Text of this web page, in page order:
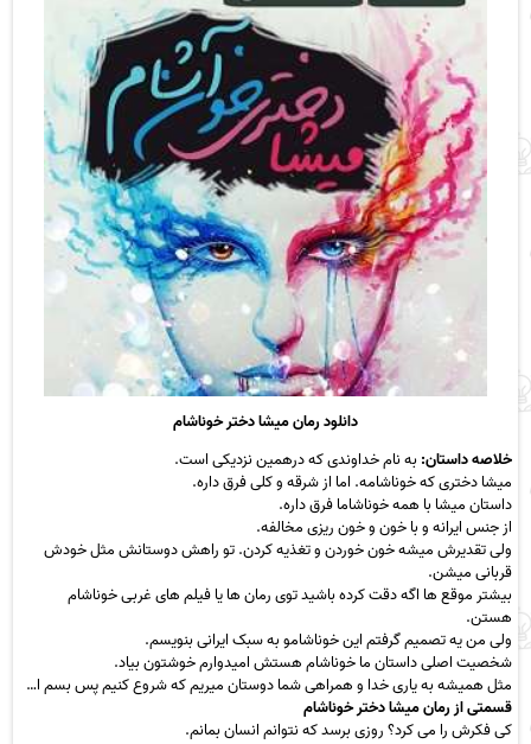
دانلود رمان میشا دختر خوناشام
خلاصه داستان:به نام خداوندی که درهمین نزدیکی است.
میشا دختری که خوناشامه. اما از شرقه و کلی فرق داره.
داستان میشا با همه خوناشاما فرق داره.
از جنس ایرانه و با خون و خون ریزی مخالفه.
ولی تقدیرش میشه خون خوردن و تغذیه کردن. تو راهش دوستانش مثل خودش
قربانی میشن.
بیشتر موقع ها اگه دقت کرده باشید توی رمان ها یا فیلم های غربی خوناشام
هستن.
ولی من یه تصمیم گرفتم این خوناشامو به سبک ایرانی بنویسم.
شخصیت اصلی داستان ما خوناشام هستش امیدوارم خوشتون بیاد.
مثل همیشه به یاری خدا و همراهی شما دوستان میریم که شروع کنیم پس بسم ا…
قسمتی از رمان میشا دختر خوناشام
کی فکرش را می کرد؟ روزی برسد که نتوانم انسان بمانم.